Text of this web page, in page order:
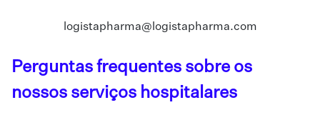
logistapharma@logistapharma.com
Perguntas frequentes sobre os
nossos serviços hospitalares